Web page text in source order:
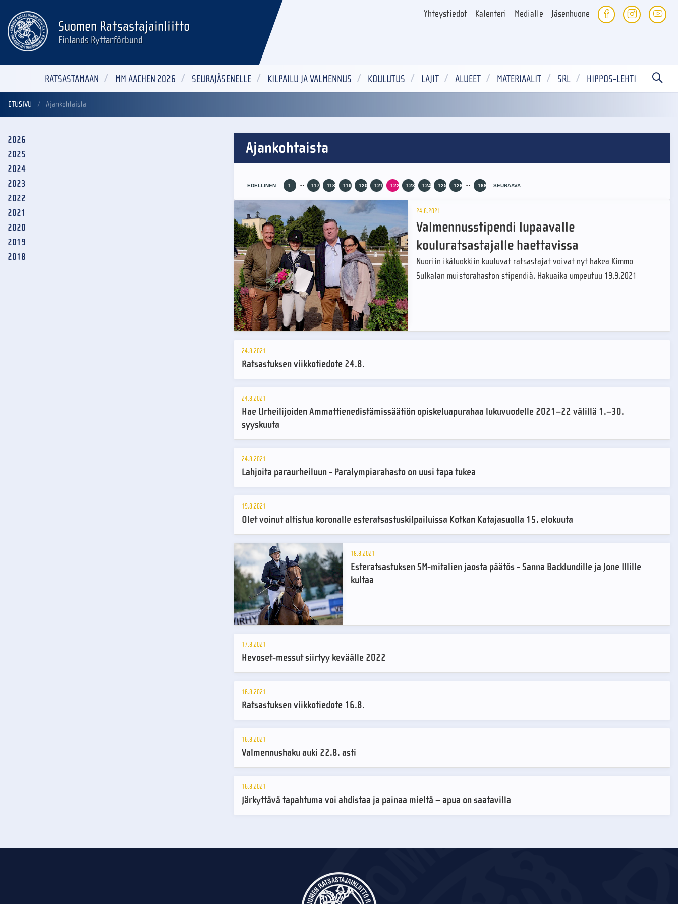
Yhteystiedot Kalenteri Medialle Jäsenhuone
Suomen Ratsastajainliitto
Finlands Ryttarförbund
RATSASTAMAAN MM AACHEN 2026 SEURAJÄSENELLE KILPAILU JA VALMENNUS KOULUTUS LAJIT ALUEET MATERIAALIT SRL HIPPOS-LEHTI
ETUSIVU Ajankohtaista
Ajankohtaista
EDELLINEN 1 … 117 118 119 120 121 122 123 124 125 126 … 168 SEURAAVA
24.8.2021
Valmennusstipendi lupaavalle
kouluratsastajalle haettavissa
Nuoriin ikäluokkiin kuuluvat ratsastajat voivat nyt hakea Kimmo
Sulkalan muistorahaston stipendiä. Hakuaika umpeutuu 19.9.2021
24.8.2021
Ratsastuksen viikkotiedote 24.8.
24.8.2021
Hae Urheilijoiden Ammattienedistämissäätiön opiskeluapurahaa lukuvuodelle 2021–22 välillä 1.–30.
syyskuuta
24.8.2021
Lahjoita paraurheiluun - Paralympiarahasto on uusi tapa tukea
19.8.2021
Olet voinut altistua koronalle esteratsastuskilpailuissa Kotkan Katajasuolla 15. elokuuta
18.8.2021
Esteratsastuksen SM-mitalien jaosta päätös - Sanna Backlundille ja Jone Illille
kultaa
17.8.2021
Hevoset-messut siirtyy keväälle 2022
16.8.2021
Ratsastuksen viikkotiedote 16.8.
16.8.2021
Valmennushaku auki 22.8. asti
16.8.2021
Järkyttävä tapahtuma voi ahdistaa ja painaa mieltä – apua on saatavilla
2026
2025
2024
2023
2022
2021
2020
2019
2018